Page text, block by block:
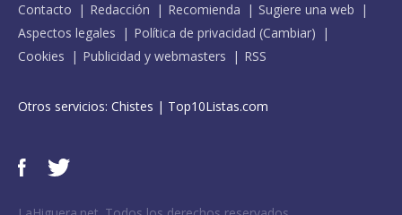
Contacto Redacción Recomienda
Sugiere una web
Aspectos legales
Política de privacidad (Cambiar)
Cookies
Publicidad y webmasters RSS
Otros servicios: Chistes | Top10Listas.com